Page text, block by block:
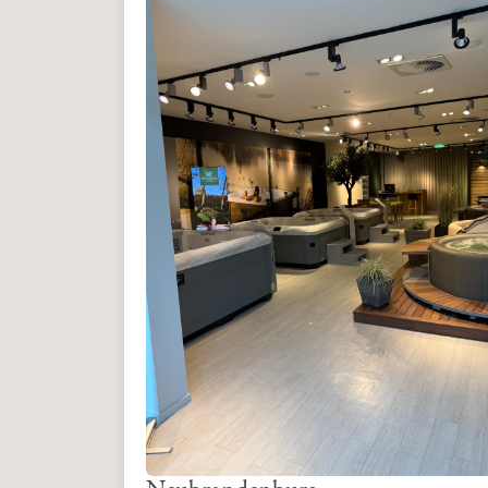
Herstellerinformationen:
ESSENTIALS
5070 Wallace Drive
Cumming, CA 30041
USA
info@essentials-spasupplies.com
verantwortliche Person:
Whirlpool & Living GmbH
Herbert-Ludwig-Str. 2
28832 Achim
Deutschland
info@whirlpool-living.de